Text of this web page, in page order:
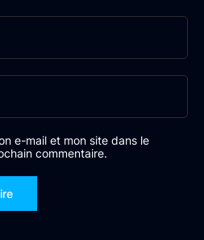
e-mail et mon site dans le
commentaire.